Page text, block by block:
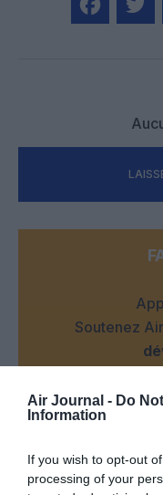
Air Journal - Do
Information
If you wish to opt-out
processing of your
Soutenez